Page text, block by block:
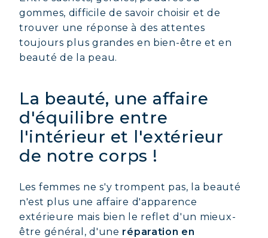
gommes, difficile de savoir choisir et de
trouver une réponse à des attentes
toujours plus grandes en bien-être et en
beauté de la peau.
La beauté, une affaire
d'équilibre entre
l'intérieur et l'extérieur
de notre corps !
Les femmes ne s'y trompent pas, la beauté
n'est plus une affaire d'apparence
extérieure mais bien le reflet d'un mieux-
être général, d'une réparation en